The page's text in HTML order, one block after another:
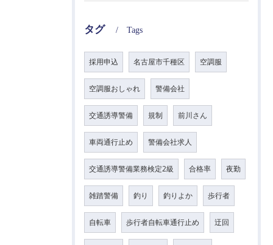
タグ Tags
採用申込 名古屋市千種区 空調服
空調服おしゃれ 警備会社
交通誘導警備 規制 前川さん
車両通行止め 警備会社求人
交通誘導警備業務検定2級 合格率 夜勤
雑踏警備 釣り 釣りよか 歩行者
自転車 歩行者自転車通行止め 迂回